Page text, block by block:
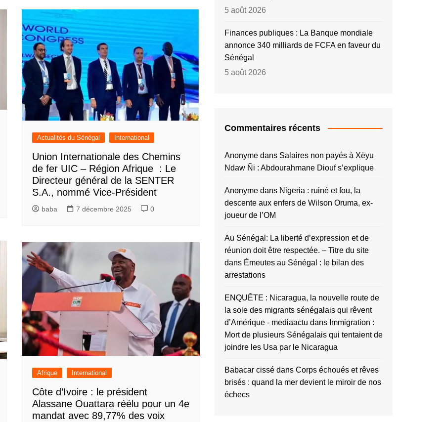
Actualités du Sénégal International
Union Internationale des Chemins
de fer UIC – Région Afrique : Le
Directeur général de la SENTER
S.A., nommé Vice-Président
baba 7 décembre 2025 0
Afrique International
Côte d’Ivoire : le président
Alassane Ouattara réélu pour un 4e
mandat avec 89,77% des voix
5 août 2026
Finances publiques : La Banque mondiale
annonce 340 milliards de FCFA en faveur du
Sénégal
5 août 2026
Commentaires récents
Anonyme dans Salaires non payés à Xëyu
Ndaw Ñi : Abdourahmane Diouf s’explique
Anonyme dans Nigeria : ruiné et fou, la
descente aux enfers de Wilson Oruma, ex-
joueur de l’OM
Au Sénégal: La liberté d’expression et de
réunion doit être respectée. – Titre du site
dans Émeutes au Sénégal : le bilan des
arrestations
ENQUÊTE : Nicaragua, la nouvelle route de
la soie des migrants sénégalais qui rêvent
d’Amérique - mediaactu dans Immigration :
Mort de plusieurs Sénégalais qui tentaient de
joindre les Usa par le Nicaragua
Babacar cissé dans Corps échoués et rêves
brisés : quand la mer devient le miroir de nos
échecs